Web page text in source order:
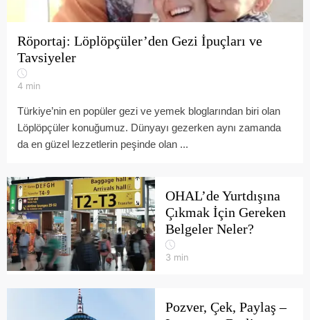
Röportaj: Löplöpçüler’den Gezi İpuçları ve
Tavsiyeler
4 min
Türkiye’nin en popüler gezi ve yemek bloglarından biri olan
Löplöpçüler konuğumuz. Dünyayı gezerken aynı zamanda
da en güzel lezzetlerin peşinde olan ...
OHAL’de Yurtdışına
Çıkmak İçin Gereken
Belgeler Neler?
3 min
Pozver, Çek, Paylaş –